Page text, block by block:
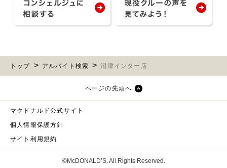
トップ アルバイト検索 沼津インター店
ページの先頭へ
マクドナルド公式サイト
個人情報保護方針
サイト利用規約
©McDONALD’S. All Rights Reserved.